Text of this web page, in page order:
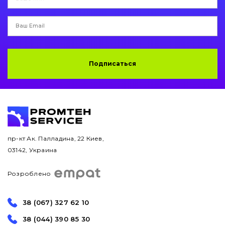
Подписаться
пр-кт Ак. Палладина, 22 Киев,
03142, Украина
Розроблено
38 (067) 327 62 10
38 (044) 390 85 30